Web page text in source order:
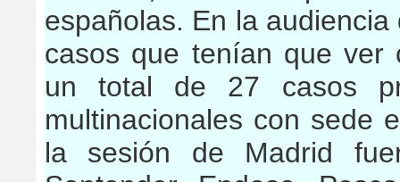
españolas. En la
casos que tenían que ver
un total de 27 casos
multinacionales con sede
la sesión de Madrid